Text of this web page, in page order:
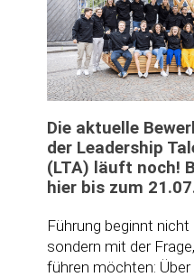
Die aktuelle
der Leadership
(LTA) läuft noch!
hier bis zum
Führung beginnt
sondern mit der
führen möchten: Über